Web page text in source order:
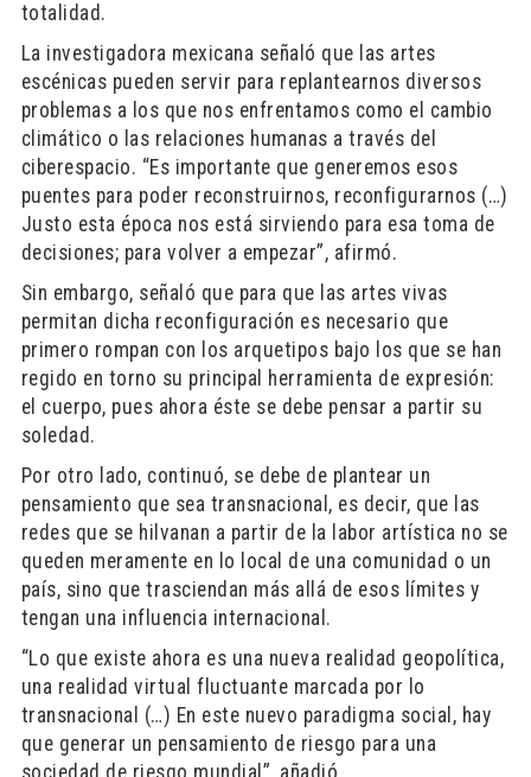
totalidad.
La investigadora mexicana señaló que las artes
escénicas pueden servir para replantearnos diversos
problemas a los que nos enfrentamos como el cambio
climático o las relaciones humanas a través del
ciberespacio. “Es importante que generemos esos
puentes para poder reconstruirnos, reconfigurarnos (…)
Justo esta época nos está sirviendo para esa toma de
decisiones; para volver a empezar”, afirmó.
Sin embargo, señaló que para que las artes vivas
permitan dicha reconfiguración es necesario que
primero rompan con los arquetipos bajo los que se han
regido en torno su principal herramienta de expresión:
el cuerpo, pues ahora éste se debe pensar a partir su
soledad.
Por otro lado, continuó, se debe de plantear un
pensamiento que sea transnacional, es decir, que las
redes que se hilvanan a partir de la labor artística no se
queden meramente en lo local de una comunidad o un
país, sino que trasciendan más allá de esos límites y
tengan una influencia internacional.
“Lo que existe ahora es una nueva realidad geopolítica,
una realidad virtual fluctuante marcada por lo
transnacional (…) En este nuevo paradigma social, hay
que generar un pensamiento de riesgo para una
sociedad de riesgo mundial”, añadió.